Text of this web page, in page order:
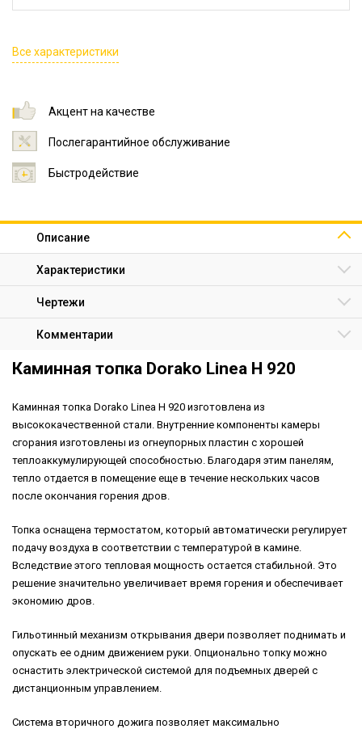
Все характеристики
Акцент на качестве
Послегарантийное обслуживание
Быстродействие
Описание
Характеристики
Чертежи
Комментарии
Каминная топка Dorako Linea H 920
Каминная топка Dorako Linea H 920 изготовлена ​​из
высококачественной стали. Внутренние компоненты камеры
сгорания изготовлены из огнеупорных пластин с хорошей
теплоаккумулирующей способностью. Благодаря этим панелям,
тепло отдается в помещение еще в течение нескольких часов
после окончания горения дров.
Топка оснащена термостатом, который автоматически регулирует
подачу воздуха в соответствии с температурой в камине.
Вследствие этого тепловая мощность остается стабильной. Это
решение значительно увеличивает время горения и обеспечивает
экономию дров.
Гильотинный механизм открывания двери позволяет поднимать и
опускать ее одним движением руки. Опционально топку можно
оснастить электрической системой для подъемных дверей с
дистанционным управлением.
Система вторичного дожига позволяет максимально